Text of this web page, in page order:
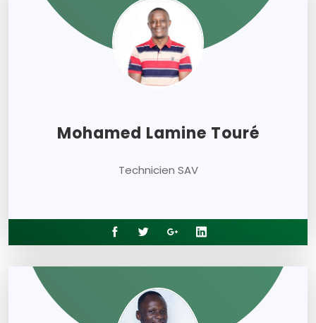
Mohamed Lamine Touré
Technicien SAV